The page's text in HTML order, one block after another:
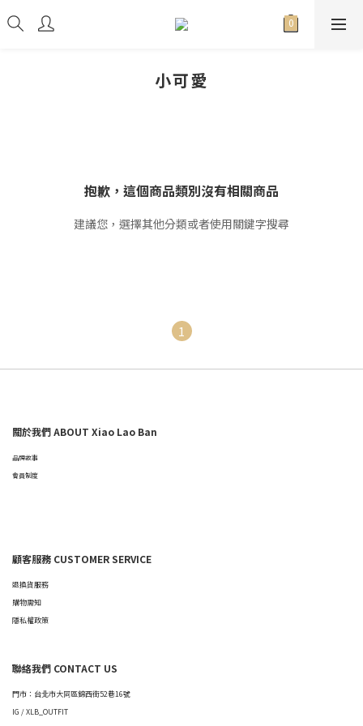
小可愛
抱歉，這個商品類別沒有相關商品
建議您，選擇其他分類或者使用關鍵字搜尋
1
關於我們 ABOUT Xiao Lao Ban
品牌故事
會員制度
顧客服務 CUSTOMER SERVICE
退換貨服務
購物需知
隱私權政策
聯絡我們 CONTACT US
門市：台北市大同區錦西街52巷16號
IG / XLB_OUTFIT